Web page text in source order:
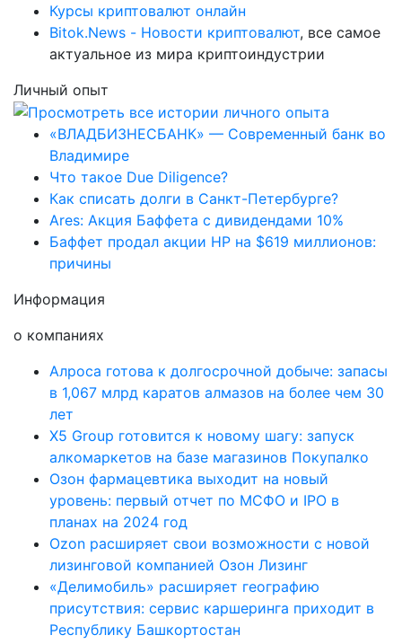
Курсы криптовалют онлайн
Bitok.News - Новости криптовалют, все самое
актуальное из мира криптоиндустрии
Личный опыт
«ВЛАДБИЗНЕСБАНК» — Современный банк во
Владимире
Что такое Due Diligence?
Как списать долги в Санкт-Петербурге?
Ares: Акция Баффета с дивидендами 10%
Баффет продал акции HP на $619 миллионов:
причины
Информация
о компаниях
Алроса готова к долгосрочной добыче: запасы
в 1,067 млрд каратов алмазов на более чем 30
лет
X5 Group готовится к новому шагу: запуск
алкомаркетов на базе магазинов Покупалко
Озон фармацевтика выходит на новый
уровень: первый отчет по МСФО и IPO в
планах на 2024 год
Ozon расширяет свои возможности с новой
лизинговой компанией Озон Лизинг
«Делимобиль» расширяет географию
присутствия: сервис каршеринга приходит в
Республику Башкортостан